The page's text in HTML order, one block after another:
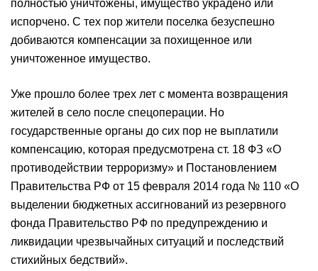
полностью уничтожены, имущество украдено или
испорчено. С тех пор жители поселка безуспешно
добиваются компенсации за похищенное или
уничтоженное имущество.
Уже прошло более трех лет с момента возвращения
жителей в село после спецоперации. Но
государственные органы до сих пор не выплатили
компенсацию, которая предусмотрена ст. 18 ФЗ «О
противодействии терроризму» и Постановлением
Правительства РФ от 15 февраля 2014 года № 110 «О
выделении бюджетных ассигнований из резервного
фонда Правительство РФ по предупреждению и
ликвидации чрезвычайных ситуаций и последствий
стихийных бедствий».